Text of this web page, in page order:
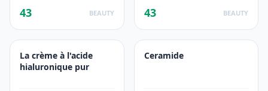
43 BEAUTY 43 BEAUTY
La crème à l'acide
hialuronique pur
Ceramide